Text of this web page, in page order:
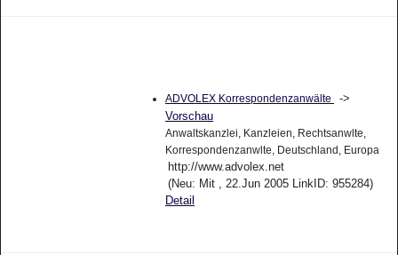
ADVOLEX Korrespondenzanwälte
->
Vorschau
Anwaltskanzlei, Kanzleien, Rechtsanwlte,
Korrespondenzanwlte, Deutschland, Europa
http://www.advolex.net
(Neu: Mit , 22.Jun 2005 LinkID: 955284)
Detail